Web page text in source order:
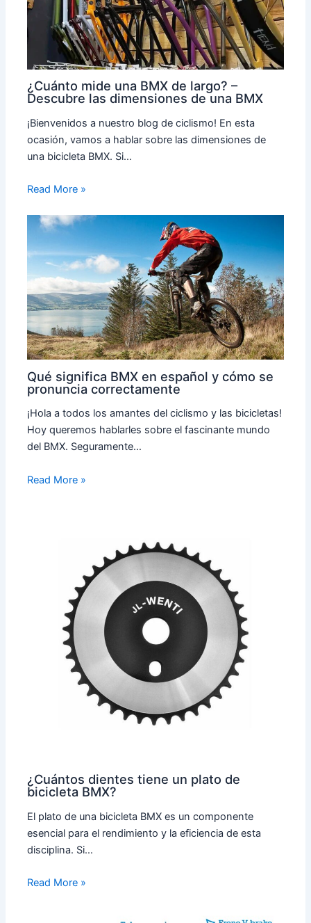
¿Cuánto mide una BMX de largo? –
Descubre las dimensiones de una BMX
¡Bienvenidos a nuestro blog de ciclismo! En esta
ocasión, vamos a hablar sobre las dimensiones de
una bicicleta BMX. Si…
Read More »
Qué significa BMX en español y cómo se
pronuncia correctamente
¡Hola a todos los amantes del ciclismo y las bicicletas!
Hoy queremos hablarles sobre el fascinante mundo
del BMX. Seguramente…
Read More »
¿Cuántos dientes tiene un plato de
bicicleta BMX?
El plato de una bicicleta BMX es un componente
esencial para el rendimiento y la eficiencia de esta
disciplina. Si…
Read More »